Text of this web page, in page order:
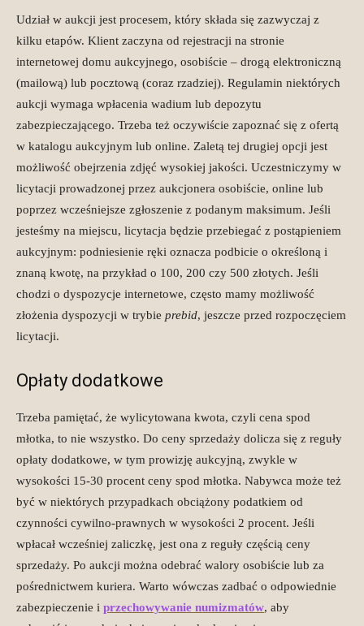
Udział w aukcji jest procesem, który składa się zazwyczaj z
kilku etapów. Klient zaczyna od rejestracji na stronie
internetowej domu aukcyjnego, osobiście – drogą elektroniczną
(mailową) lub pocztową (coraz rzadziej). Regulamin niektórych
aukcji wymaga wpłacenia wadium lub depozytu
zabezpieczającego. Trzeba też oczywiście zapoznać się z ofertą
w katalogu aukcyjnym lub online. Zaletą tej drugiej opcji jest
możliwość obejrzenia zdjęć wysokiej jakości. Uczestniczymy w
licytacji prowadzonej przez aukcjonera osobiście, online lub
poprzez wcześniejsze zgłoszenie z podanym maksimum. Jeśli
jesteśmy na miejscu, licytacja będzie przebiegać z postąpieniem
aukcyjnym: podniesienie ręki oznacza podbicie o określoną i
znaną kwotę, na przykład o 100, 200 czy 500 złotych. Jeśli
chodzi o dyspozycje internetowe, często mamy możliwość
złożenia dyspozycji w trybie prebid, jeszcze przed rozpoczęciem
licytacji.
Opłaty dodatkowe
Trzeba pamiętać, że wylicytowana kwota, czyli cena spod
młotka, to nie wszystko. Do ceny sprzedaży dolicza się z reguły
opłaty dodatkowe, w tym prowizję aukcyjną, zwykle w
wysokości 15-30 procent ceny spod młotka. Nabywca może też
być w niektórych przypadkach obciążony podatkiem od
czynności cywilno-prawnych w wysokości 2 procent. Jeśli
wpłacał wcześniej zaliczkę, jest ona z reguły częścią ceny
sprzedaży. Po aukcji można odebrać walory osobiście lub za
pośrednictwem kuriera. Warto wówczas zadbać o odpowiednie
zabezpieczenie i przechowywanie numizmatów, aby